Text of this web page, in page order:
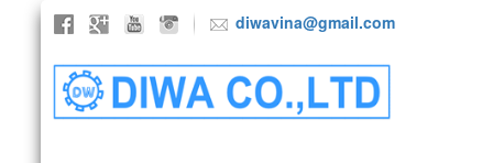
diwavina@gmail.com